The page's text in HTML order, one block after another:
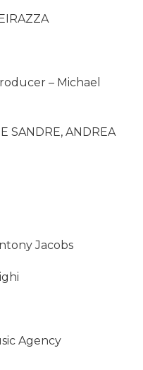
– Michael
SANDRE, ANDREA
Jacobs
Agency